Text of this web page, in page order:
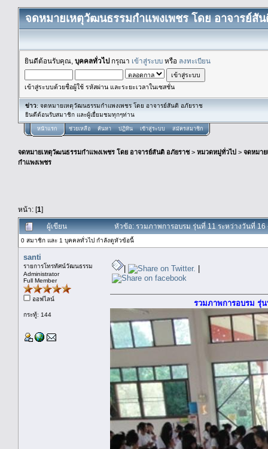
จดหมายเหตุวัฒนธรรมกำแพงเพชร โดย อาจารย์สั
ยินดีต้อนรับคุณ, บุคคลทั่วไปกรุณา เข้าสู่ระบบ หรือ ลงทะเบียน
เข้าสู่ระบบด้วยชื่อผู้ใช้ รหัสผ่าน และระยะเวลาในเซสชั่น
ข่าว: จดหมายเหตุวัฒนธรรมกำแพงเพชร โดย อาจารย์สันติ อภัยราช
ยินดีต้อนรับสมาชิก และผู้เยื่ยมชมทุกๆท่าน
หน้าแรก ช่วยเหลือ ค้นหา ปฏิทิน เข้าสู่ระบบ สมัครสมาชิก
จดหมายเหตุวัฒนธรรมกำแพงเพชร โดย อาจารย์สันติ อภัยราช> หมวดหมู่ทั่วไป > จดหมา
กำแพงเพชร
หน้า: [1]
ผู้เขียน หัวข้อ: รวมภาพการอบรม รุ่นที่ 11 ระหว่างวันที่
0 สมาชิก และ 1 บุคคลทั่วไป กำลังดูหัวข้อนี้
santi
รายการโทรทัศน์วัฒนธรรม
Administrator
Full Member
ออฟไลน์
กระทู้: 144
| |
รวมภาพการอบรม รุ่